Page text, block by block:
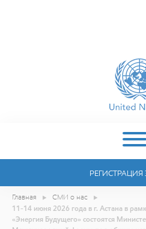
РЕГИСТРАЦИЯ
Главная
СМИ о нас
11-14 июня 2026 года в г. Астана в
«Энергия Будущего» состоятся